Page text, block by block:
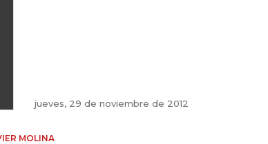
jueves, 29 de noviembre de 2012
MOLINA